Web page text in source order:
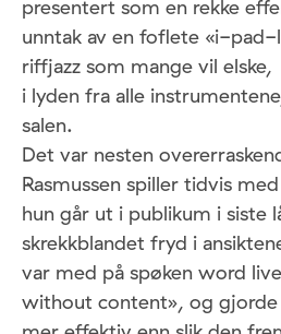
presentert som en rekke
unntak av en foflete «i-
riffjazz som mange vil
i lyden fra alle
salen.
Det var nesten
Rasmussen spiller tidvis
hun går ut i publikum i siste
skrekkblandet fryd i
var med på spøken word
without content», og gjorde